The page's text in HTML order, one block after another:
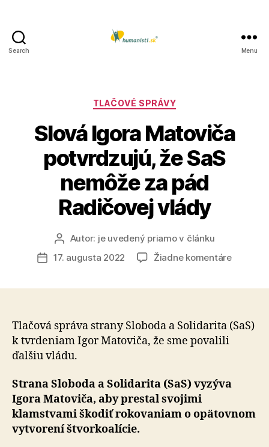
Search Menu
Kategórie
TLAČOVÉ SPRÁVY
Slová Igora Matoviča
potvrdzujú, že SaS
nemôže za pád
Radičovej vlády
Autor
článku
Autor: je uvedený priamo v článku
Dátum
17. augusta 2022 Žiadne komentárena
že
Tlačová správa strany Sloboda a Solidarita (SaS)
k tvrdeniam Igor Matoviča, že sme povalili
ďalšiu vládu.
Strana Sloboda a Solidarita (SaS) vyzýva
Igora Matoviča, aby prestal svojimi
klamstvami škodiť rokovaniam o opätovnom
vytvorení štvorkoalície.